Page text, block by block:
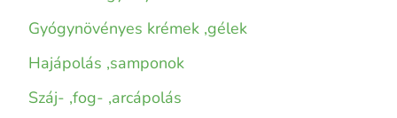
Gyógynövényes krémek ,gélek
Hajápolás ,samponok
Száj- ,fog- ,arcápolás